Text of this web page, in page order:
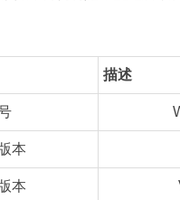
描述
本
本